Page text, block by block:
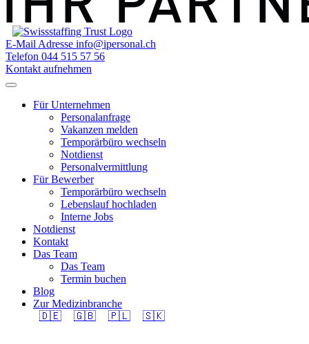
E-Mail Adresse info@ipersonal.ch
Telefon 044 515 57 56
Kontakt aufnehmen
Für Unternehmen
Personalanfrage
Vakanzen melden
Temporärbüro wechseln
Notdienst
Personalvermittlung
Für Bewerber
Temporärbüro wechseln
Lebenslauf hochladen
Interne Jobs
Notdienst
Kontakt
Das Team
Das Team
Termin buchen
Blog
Zur Medizinbranche
🇩🇪
🇬🇧 🇵🇱 🇸🇰